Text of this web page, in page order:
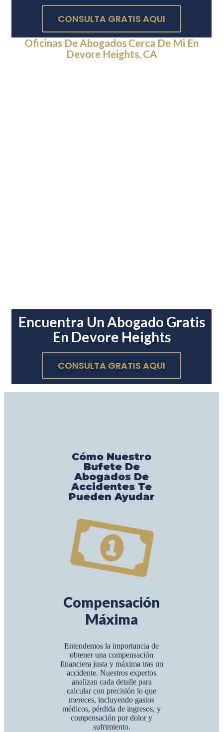
CONSULTA GRATIS AQUI
Oficinas De Abogados Cerca De Mi En
Devore Heights, CA
Encuentra Un Abogado Gratis
En Devore Heights
CONSULTA GRATIS AQUI
Cómo Nuestro
Bufete De
Abogados De
Accidentes Te
Pueden Ayudar
Compensación
Máxima
Entendemos la importancia de
obtener una compensación
financiera justa y máxima tras un
accidente. Nuestros expertos
analizan cada detalle para
calcular con precisión lo que
mereces, incluyendo gastos
médicos, pérdida de ingresos, y
compensación por dolor y
sufrimiento.